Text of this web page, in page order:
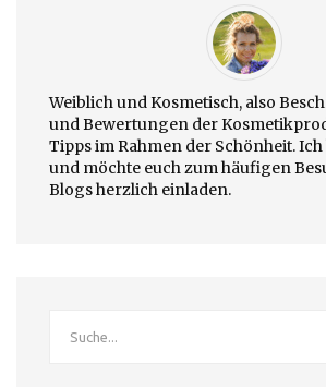
Weiblich und Kosmetisch, also
und Bewertungen der
Tipps im Rahmen der Schönheit. Ich
und möchte euch zum häufigen
Blogs herzlich einladen.